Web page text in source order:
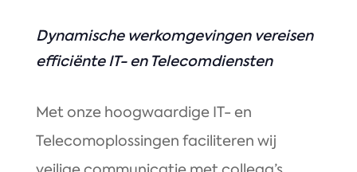
Dynamische werkomgevingen vereisen
efficiënte IT- en Telecomdiensten
Met onze hoogwaardige IT- en
Telecomoplossingen faciliteren wij